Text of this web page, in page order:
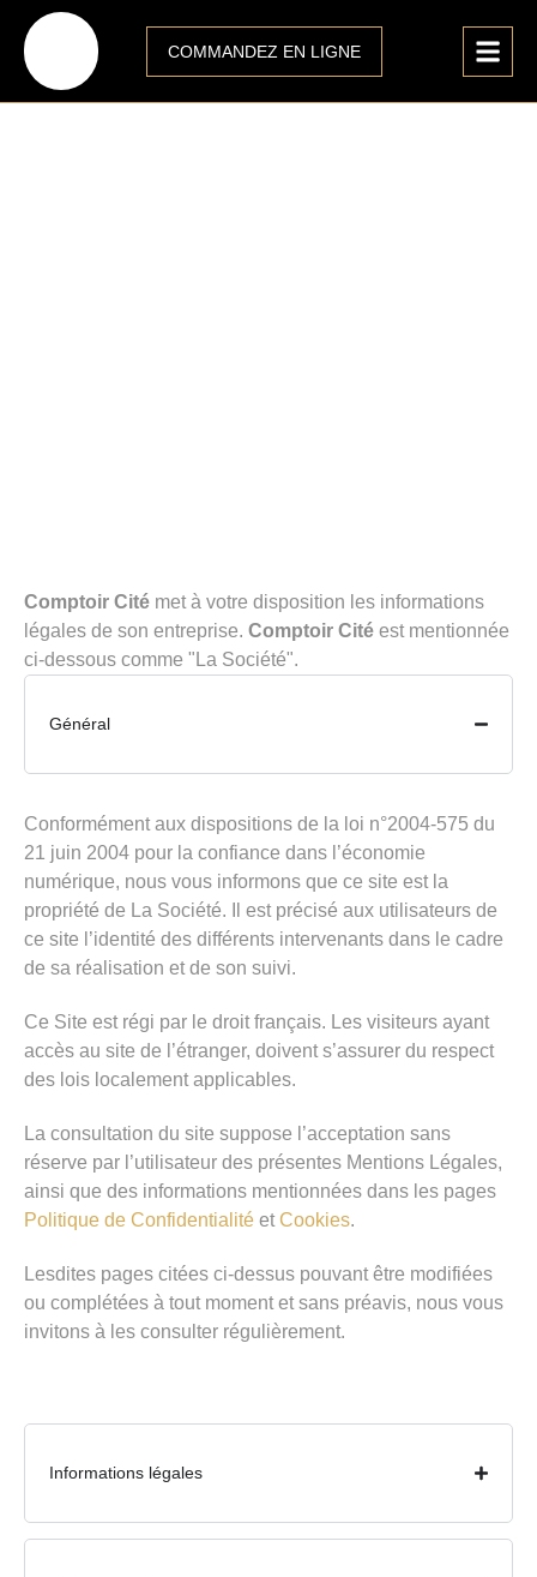
COMMANDEZ EN LIGNE
Comptoir Cité met à votre disposition les informations
légales de son entreprise. Comptoir Cité est mentionnée
ci-dessous comme "La Société".
Général
Conformément aux dispositions de la loi n°2004-575 du
21 juin 2004 pour la confiance dans l’économie
numérique, nous vous informons que ce site est la
propriété de La Société. Il est précisé aux utilisateurs de
ce site l’identité des différents intervenants dans le cadre
de sa réalisation et de son suivi.
Ce Site est régi par le droit français. Les visiteurs ayant
accès au site de l’étranger, doivent s’assurer du respect
des lois localement applicables.
La consultation du site suppose l’acceptation sans
réserve par l’utilisateur des présentes Mentions Légales,
ainsi que des informations mentionnées dans les pages
Politique de Confidentialité et Cookies.
Lesdites pages citées ci-dessus pouvant être modifiées
ou complétées à tout moment et sans préavis, nous vous
invitons à les consulter régulièrement.
Informations légales